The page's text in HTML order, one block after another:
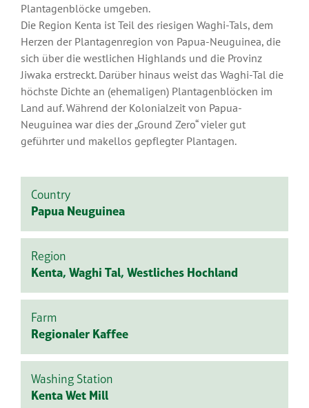
Plantagenblöcke umgeben.
Die Region Kenta ist Teil des riesigen Waghi-Tals, dem
Herzen der Plantagenregion von Papua-Neuguinea, die
sich über die westlichen Highlands und die Provinz
Jiwaka erstreckt. Darüber hinaus weist das Waghi-Tal die
höchste Dichte an (ehemaligen) Plantagenblöcken im
Land auf. Während der Kolonialzeit von Papua-
Neuguinea war dies der „Ground Zero“ vieler gut
geführter und makellos gepflegter Plantagen.
Country
Papua Neuguinea
Region
Kenta, Waghi Tal, Westliches Hochland
Farm
Regionaler Kaffee
Washing Station
Kenta Wet Mill